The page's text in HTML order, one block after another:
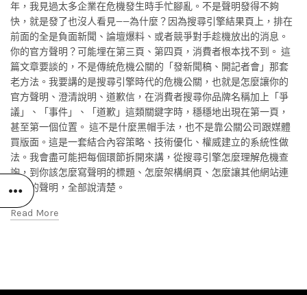
年，我見過太多企業在危機發生時手忙腳亂。不是聲明發得不夠
快，就是發了也沒人看見——為什麼？因為搜尋引擎結果頁上，排在
前面的全是負面新聞、論壇爆料、或者競爭對手趁機放出的消息。
你的官方聲明？可能埋在第三頁、第四頁，消費者根本找不到。 這
篇文章要談的，不是傳統危機公關的「發新聞稿、開記者會」那套
老方法。我要講的是搜尋引擎時代的危機公關，也就是怎麼讓你的
官方聲明、澄清說明、道歉信，在消費者搜尋你品牌名稱加上「爭
議」、「事件」、「道歉」這類關鍵字時，穩穩地出現在第一頁，
甚至第一個位置。 這不是什麼黑帽手法，也不是靠公關公司跟媒體
買版面。這是一套結合內容策略、技術優化、權威建立的系統性做
法。我會盡可能把每個環節拆開來講，從搜尋引擎怎麼理解危機查
詢，到你該怎麼寫聲明的標題、怎麼架構網頁、怎麼讓其他網站連
回你的聲明，全部說清楚。
Read More